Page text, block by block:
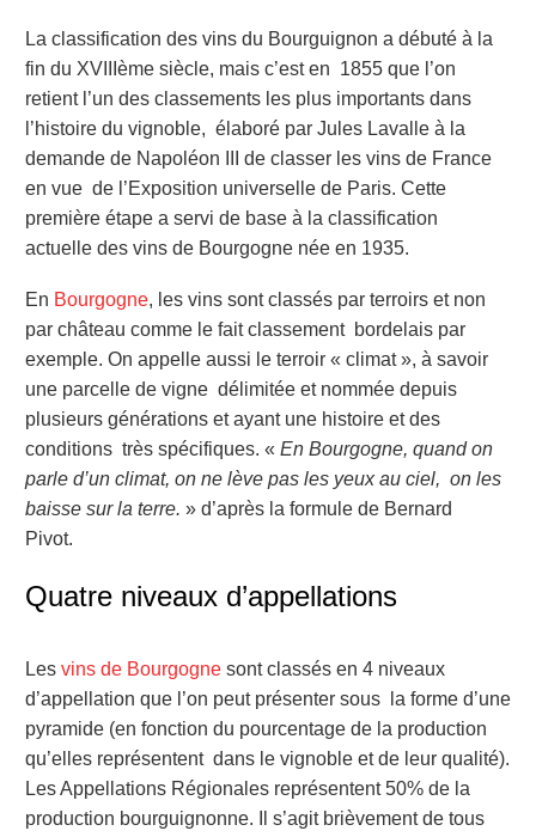
La classification des vins du Bourguignon a débuté à la
fin du XVIIIème siècle, mais c’est en 1855 que l’on
retient l’un des classements les plus importants dans
l’histoire du vignoble, élaboré par Jules Lavalle à la
demande de Napoléon III de classer les vins de France
en vue de l’Exposition universelle de Paris. Cette
première étape a servi de base à la classification
actuelle des vins de Bourgogne née en 1935.
En Bourgogne, les vins sont classés par terroirs et non
par château comme le fait classement bordelais par
exemple. On appelle aussi le terroir « climat », à savoir
une parcelle de vigne délimitée et nommée depuis
plusieurs générations et ayant une histoire et des
conditions très spécifiques. « En Bourgogne, quand on
parle d’un climat, on ne lève pas les yeux au ciel, on les
baisse sur la terre. » d’après la formule de Bernard
Pivot.
Quatre niveaux d’appellations
Les vins de Bourgogne sont classés en 4 niveaux
d’appellation que l’on peut présenter sous la forme d’une
pyramide (en fonction du pourcentage de la production
qu’elles représentent dans le vignoble et de leur qualité).
Les Appellations Régionales représentent 50% de la
production bourguignonne. Il s’agit brièvement de tous